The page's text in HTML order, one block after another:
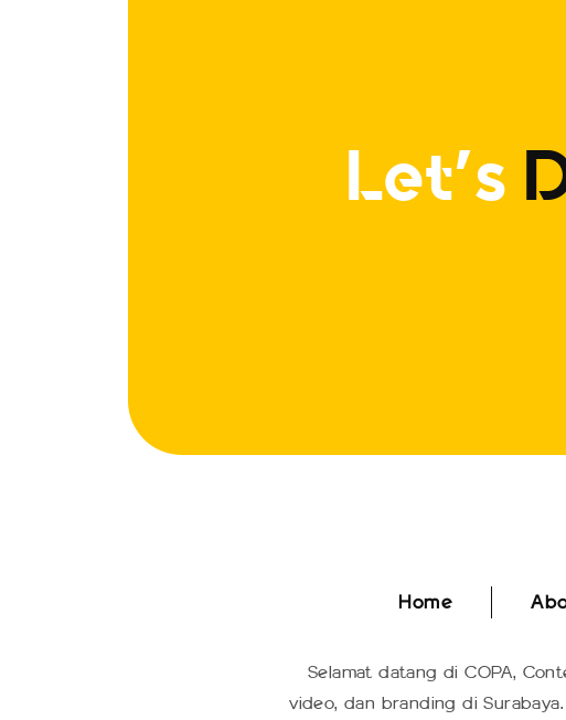
Let's
Home
Selamat datang di COPA,
video, dan branding di